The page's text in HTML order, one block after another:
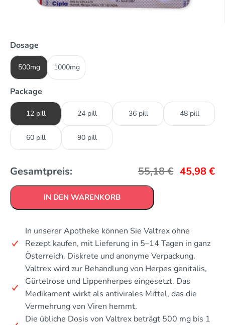
Dosage
500mg 1000mg
Package
12 pill 24 pill 36 pill 48 pill
60 pill 90 pill
Gesamtpreis: 55,18€ 45,98€
IN DEN WARENKORB
In unserer Apotheke können Sie Valtrex ohne
Rezept kaufen, mit Lieferung in 5–14 Tagen in ganz
Österreich. Diskrete und anonyme Verpackung.
Valtrex wird zur Behandlung von Herpes genitalis,
Gürtelrose und Lippenherpes eingesetzt. Das
Medikament wirkt als antivirales Mittel, das die
Vermehrung von Viren hemmt.
Die übliche Dosis von Valtrex beträgt 500 mg bis 1